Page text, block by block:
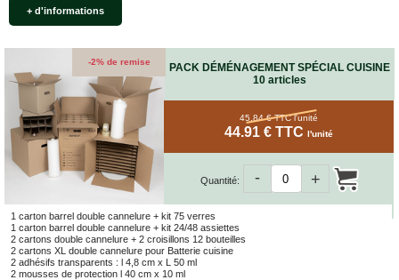
+ d'informations
PACK DÉMÉNAGEMENT SPÉCIAL CUISINE
10 articles
1 carton barrel double cannelure + kit 75 verres
1 carton barrel double cannelure + kit 24/48 assiettes
2 cartons double cannelure + 2 croisillons 12 bouteilles
2 cartons XL double cannelure pour Batterie cuisine
2 adhésifs transparents : l 4,8 cm x L 50 ml
2 mousses de protection l 40 cm x 10 ml
45.84 € TTCl'unité
44.91 € TTC l'unité
-2% de remise
Quantité: +
-